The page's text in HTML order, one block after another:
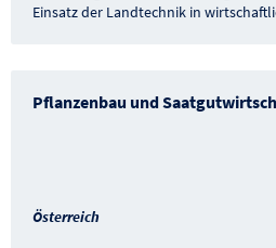
Einsatz der Landtechnik in
Pflanzenbau und
Österreich